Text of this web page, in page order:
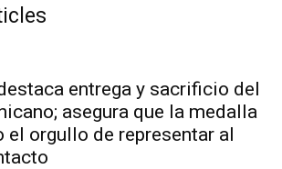
entrega y sacrificio del
asegura que la medalla
el orgullo de representar al